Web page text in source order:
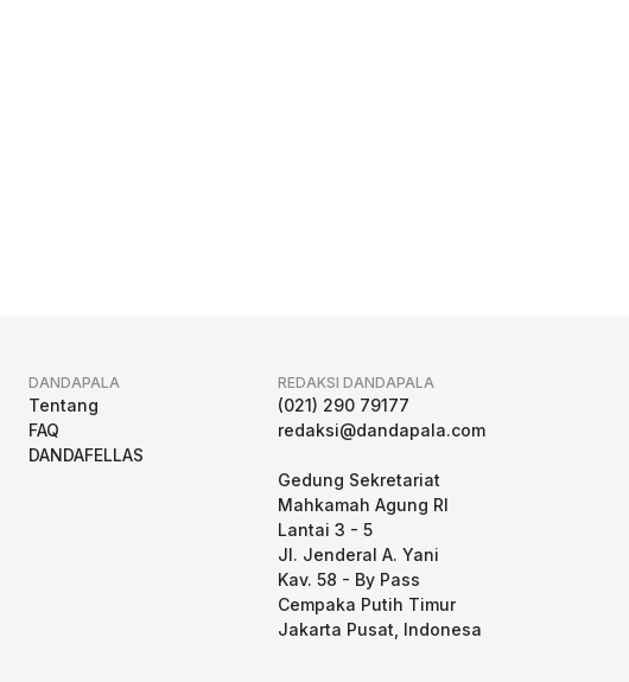
DANDAPALA
Tentang
FAQ
DANDAFELLAS
REDAKSI DANDAPALA
(021) 290 79177
redaksi@dandapala.com
Gedung Sekretariat
Mahkamah Agung RI
Lantai 3 - 5
Jl. Jenderal A. Yani
Kav. 58 - By Pass
Cempaka Putih Timur
Jakarta Pusat, Indonesa